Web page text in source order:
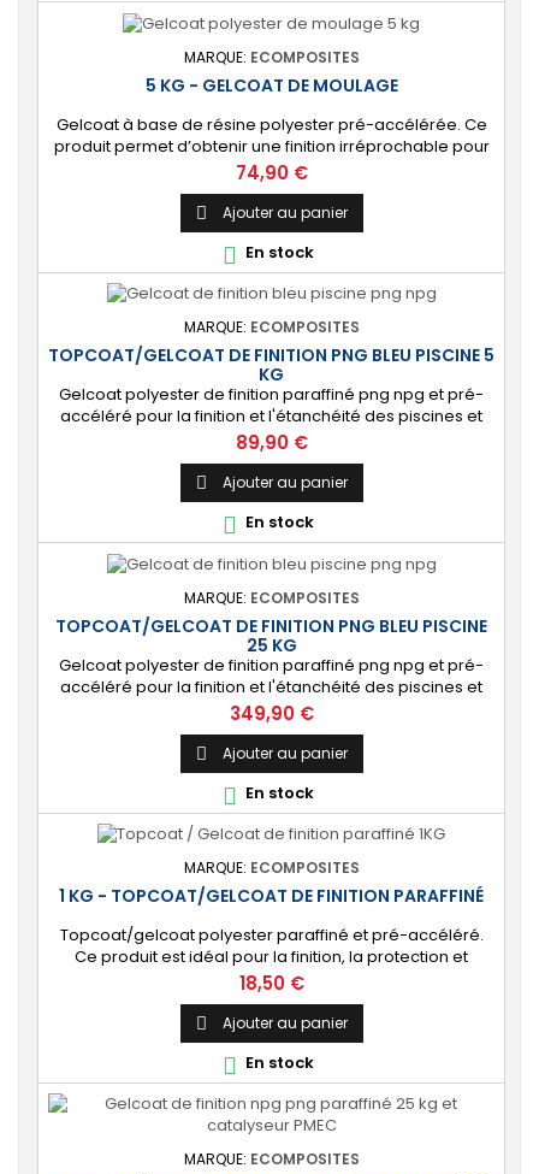
MARQUE: ECOMPOSITES
5 KG - GELCOAT DE MOULAGE
Gelcoat à base de résine polyester pré-accélérée. Ce
produit permet d’obtenir une finition irréprochable pour
tout projet de fabrication de pièces composites en
moule : élément de carrosserie ou d’un bateau,
panneau plat, mobilier, objet d’art, etc. Couleur au choix.
[Finition de qualité] Fournit un revêtement à l’aspect de
surface parfaitement lisse,...
Prix
74,90 €
 Ajouter au panier
 En stock
MARQUE: ECOMPOSITES
TOPCOAT/GELCOAT DE FINITION PNG BLEU PISCINE 5
KG
Gelcoat polyester de finition paraffiné png npg et pré-
accéléré pour la finition et l'étanchéité des piscines et
bassins. [Finition] : Fournit une couche extérieure lisse
brillante qualité immersion. [Étanche] : Étanchéifie votre
stratification résine et fibre de verre. Livré avec son
catalyseur PMEC 10 cl
Prix
89,90 €
 Ajouter au panier
 En stock
MARQUE: ECOMPOSITES
TOPCOAT/GELCOAT DE FINITION PNG BLEU PISCINE
25 KG
Gelcoat polyester de finition paraffiné png npg et pré-
accéléré pour la finition et l'étanchéité des piscines et
bassins. [Finition] : Fournit une couche extérieure lisse
brillante qualité immersion. [Étanche] : Étanchéifie votre
stratification résine et fibre de verre. Livré avec son
catalyseur PMEC 50 cl
Prix
349,90 €
 Ajouter au panier
 En stock
MARQUE: ECOMPOSITES
1 KG - TOPCOAT/GELCOAT DE FINITION PARAFFINÉ
Topcoat/gelcoat polyester paraffiné et pré-accéléré.
Ce produit est idéal pour la finition, la protection et
l’étanchéité de tout revêtement en polyester sur votre
bateau, pièce technique, camping-car, etc. 🔝 [Finition
de qualité] Fournit une couche extérieure lisse, brillante
et uniforme qui protège durablement la surface visible
de votre stratification...
Prix
18,50 €
 Ajouter au panier
 En stock
MARQUE: ECOMPOSITES